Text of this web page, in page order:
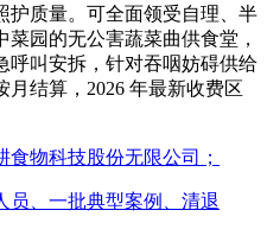
护质量。可全面领受自理、半
园的无公害蔬菜曲供食堂，
呼叫安拆，针对吞咽妨碍供给
结算，2026 年最新收费区
物科技股份无限公司；
员、一批典型案例、清退